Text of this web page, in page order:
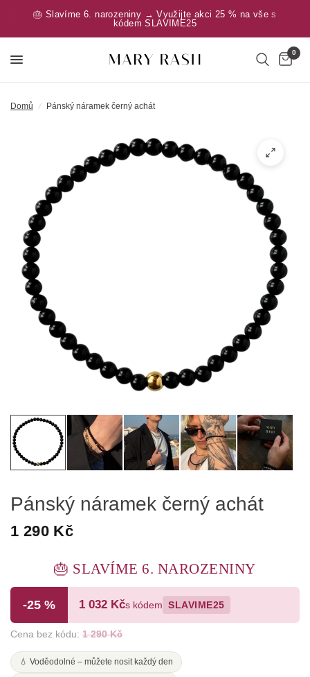
🎂 Slavíme 6. narozeniny → Využijte akci 25 % na vše s
kódem SLAVIME25
0
Domů / Pánský náramek černý achát
Pánský náramek černý achát
1 290 Kč
🎂 SLAVÍME 6. NAROZENINY
-25 % 1 032 Kčs kódem SLAVIME25
Cena bez kódu:1 290 Kč
💧 Voděodolné – můžete nosit každý den